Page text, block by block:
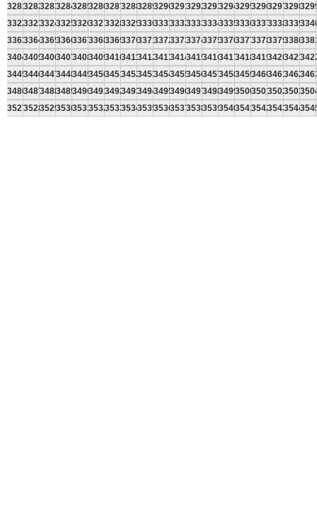
328132823283328432853286328732883289329032913292329332943295329632973298
332233233324332533263327332833293330333133323333333433353336333733383339
336333643365336633673368336933703371337233733374337533763377337833793380
340434053406340734083409341034113412341334143415341634173418341934203421
344534463447344834493450345134523453345434553456345734583459346034613462
348634873488348934903491349234933494349534963497349834993500350135023503
352735283529353035313532353335343535353635373538353935403541354235433544